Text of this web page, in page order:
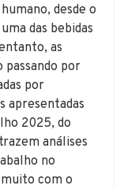
desde o
das bebidas
as
passando por
por
apresentadas
2025, do
análises
no
com o